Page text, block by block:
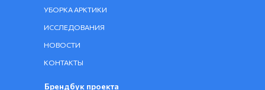
ИССЛЕДОВАНИЯ
УБОРКА АРКТИКИ
КОНТАКТЫ
НОВОСТИ
Брендбук проекта